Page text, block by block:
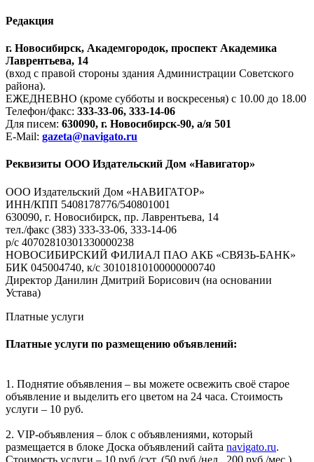
Редакция
г. Новосибирск, Академгородок, проспект Академика
Лаврентьева, 14
(вход с правой стороны здания Администрации Советского
района).
ЕЖЕДНЕВНО (кроме субботы и воскресенья) с 10.00 до 18.00
Телефон/факс: 333-33-06, 333-14-06
Для писем: 630090, г. Новосибирск-90, а/я 501
E-Mail: gazeta@navigato.ru
Реквизиты ООО Издательский Дом «Навигатор»
ООО Издательский Дом «НАВИГАТОР»
ИНН/КПП 5408178776/540801001
630090, г. Новосибирск, пр. Лаврентьева, 14
тел./факс (383) 333-33-06, 333-14-06
р/с 40702810301330000238
НОВОСИБИРСКИЙ ФИЛИАЛ ПАО АКБ «СВЯЗЬ-БАНК»
БИК 045004740, к/с 30101810100000000740
Директор Данилин Дмитрий Борисович (на основании
Устава)
Платные услуги
Платные услуги по размещению объявлений:
1. Поднятие объявления – вы можете освежить своё старое
объявление и выделить его цветом на 24 часа. Стоимость
услуги – 10 руб.
2. VIP-объявления – блок с объявлениями, который
размещается в блоке Доска объявлений сайта navigato.ru.